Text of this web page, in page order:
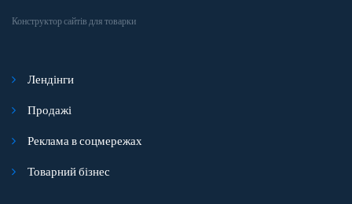
Конструктор сайтів для товарки
Лендінги
Продажі
Реклама в соцмережах
Товарний бізнес